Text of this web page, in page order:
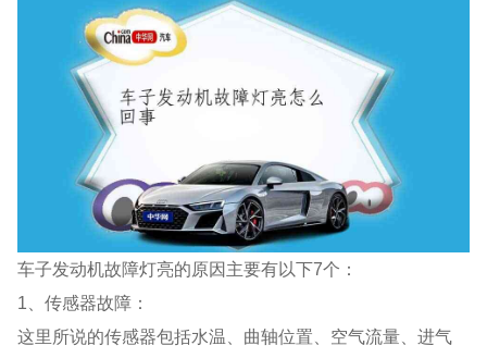
车子发动机故障灯亮的原因主要有以下7个：
1、传感器故障：
这里所说的传感器包括水温、曲轴位置、空气流量、进气